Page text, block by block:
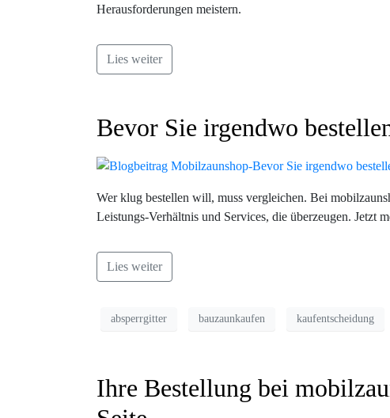
Herausforderungen meistern.
Lies weiter
Bevor Sie irgendwo
Wer klug bestellen will, muss vergleichen. Bei
Leistungs-Verhältnis und Services, die überzeugen. Jetzt
Lies weiter
absperrgitter bauzaunkaufen kaufentscheidung
Ihre Bestellung bei